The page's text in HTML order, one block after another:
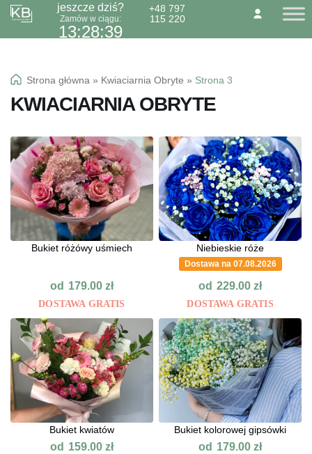
O NAS KONTAKTBLOG
Przejdź
do
Przejdź
do
jeszcze dziś?
Zamów w ciągu:
13:28:38
+48 797
115 220
Dzień Babci 21.01
Kwiaty
Kolorowa gipsówka
Wiązanki pogrzebowe
Strona główna » Kwiaciarnia Obryte » Strona 3
KWIACIARNIA OBRYTE
Bukiet różówy uśmiech
od 179.00 zł
DOSTAWA GRATIS
Niebieskie róże
Dostawa na 07.08.2026
od 229.00zł
DOSTAWA GRATIS
Bukiet kwiatów
od 159.00 zł
Bukiet kolorowej gipsówki
od 179.00zł